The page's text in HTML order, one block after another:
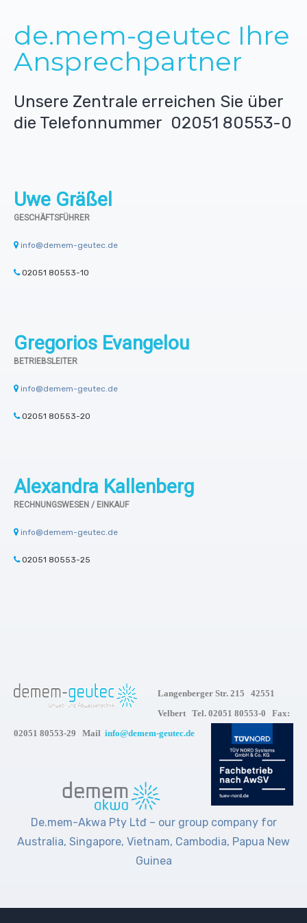
de.mem-geutec Ihre
Ansprechpartner
Unsere Zentrale erreichen Sie über
die Telefonnummer 02051 80553-0
Uwe Gräßel
GESCHÄFTSFÜHRER
info@demem-geutec.de
02051 80553-10
Gregorios Evangelou
BETRIEBSLEITER
info@demem-geutec.de
02051 80553-20
Alexandra Kallenberg
RECHNUNGSWESEN / EINKAUF
info@demem-geutec.de
02051 80553-25
Langenberger Str. 215 42551
Velbert Tel. 02051 80553-0 Fax:
02051 80553-29 Mail info@demem-geutec.de
De.mem-Akwa Pty Ltđ – our group company for
Australia, Singapore, Vietnam, Cambodia, Papua New
Guinea
Konditionierungsmittel
Biozide
Trockengutdosiergeräte
Mischdüsensysteme ohne Luft
Farbbänder
Rührwerke